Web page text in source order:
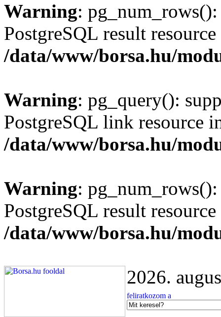
Warning:
PostgreSQL result
/data/www/borsa.hu/
Warning: pg_query():
PostgreSQL link resource
/data/www/borsa.hu/
Warning:
PostgreSQL result
/data/www/borsa.hu/
2026.